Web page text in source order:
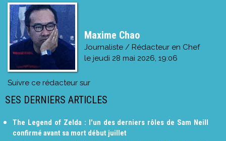
Maxime Chao
Journaliste / Rédacteur en Chef
le jeudi 28 mai 2026, 19:06
Suivre ce rédacteur sur
SES DERNIERS ARTICLES
The Legend of Zelda : l'un des derniers rôles de Sam Neill
confirmé avant sa mort début juillet